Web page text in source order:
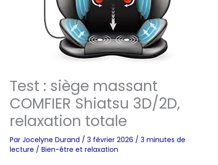
Test : siège massant
COMFIER Shiatsu 3D/2D,
relaxation totale
Par Jocelyne Durand / 3 février 2026 / 3 minutes de
lecture / Bien-être et relaxation